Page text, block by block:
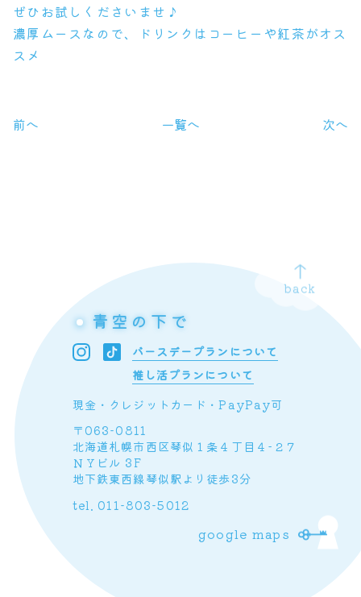
ぜひお試しくださいませ♪
濃厚ムースなので、ドリンクはコーヒーや紅茶がオス
スメ
前へ 一覧へ 次へ
青空の下で
バースデープランについて
推し活プランについて
現金・クレジットカード・PayPay可
〒063-0811
北海道札幌市西区琴似１条４丁目４−２７
ＮＹビル 3F
地下鉄東西線琴似駅より徒歩3分
tel.
011-803-5012
google maps
back